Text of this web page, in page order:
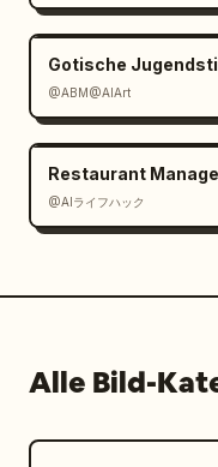
Gotische
@ABM@AIArt
Restaurant
@AIライフハック
Alle Bild-